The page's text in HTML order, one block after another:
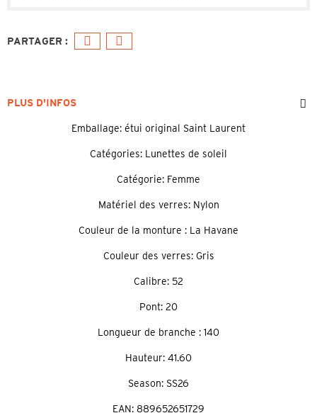
PLUS D'INFOS
Emballage: étui original Saint Laurent
Catégories: Lunettes de soleil
Catégorie: Femme
Matériel des verres: Nylon
Couleur de la monture : La Havane
Couleur des verres: Gris
Calibre: 52
Pont: 20
Longueur de branche : 140
Hauteur: 41.60
Season: SS26
EAN: 889652651729